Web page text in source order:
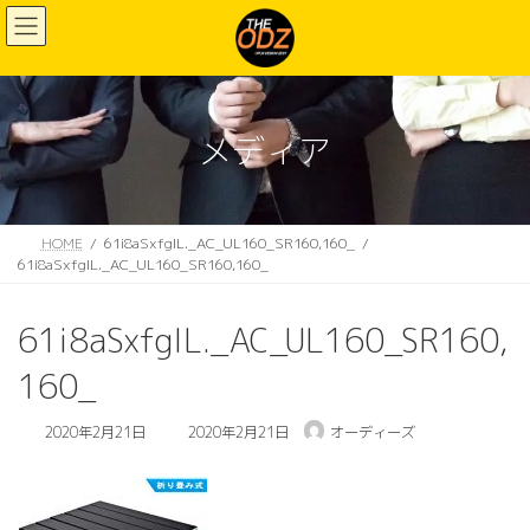
コ
ン
ン
へ
ス
キ
ッ
プ
ナ
ビ
ー
ョ
ン
に
移
動
メディア
HOME
61i8aSxfgIL._AC_UL160_SR160,160_
61i8aSxfgIL._AC_UL160_SR160,160_
61i8aSxfgIL._AC_UL160_SR160,
160_
2020年2月21日
最
新
2020年2月21日 オーディーズ